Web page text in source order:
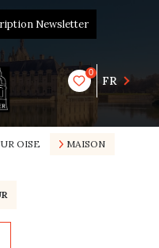
Newsletter
0
FR
OISE MAISON